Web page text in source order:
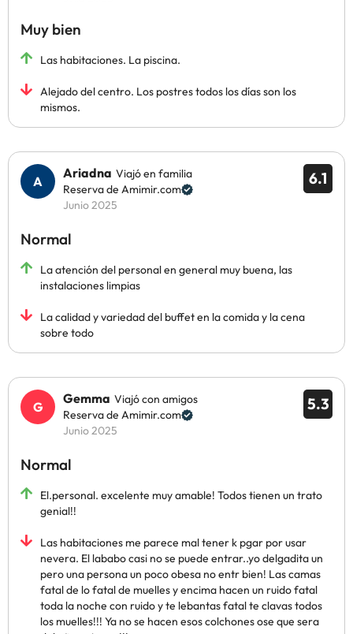
Muy bien
Las habitaciones. La piscina.
Alejado del centro. Los postres todos los días son los
mismos.
6.1
Ariadna Viajó en familia
Reserva de Amimir.com
Junio 2025
Normal
La atención del personal en general muy buena, las
instalaciones limpias
La calidad y variedad del buffet en la comida y la cena
sobre todo
5.3
Gemma Viajó con amigos
Reserva de Amimir.com
Junio 2025
Normal
El.personal. excelente muy amable! Todos tienen un trato
genial!!
Las habitaciones me parece mal tener k pgar por usar
nevera. El lababo casi no se puede entrar..yo delgadita un
pero una persona un poco obesa no entr bien! Las camas
fatal de lo fatal de muelles y encima hacen un ruido fatal
toda la noche con ruido y te lebantas fatal te clavas todos
los muelles!!! Ya no se hacen esos colchones ose que sera